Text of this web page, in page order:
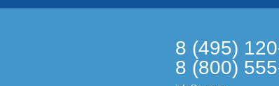
8 (495)
8 (800)